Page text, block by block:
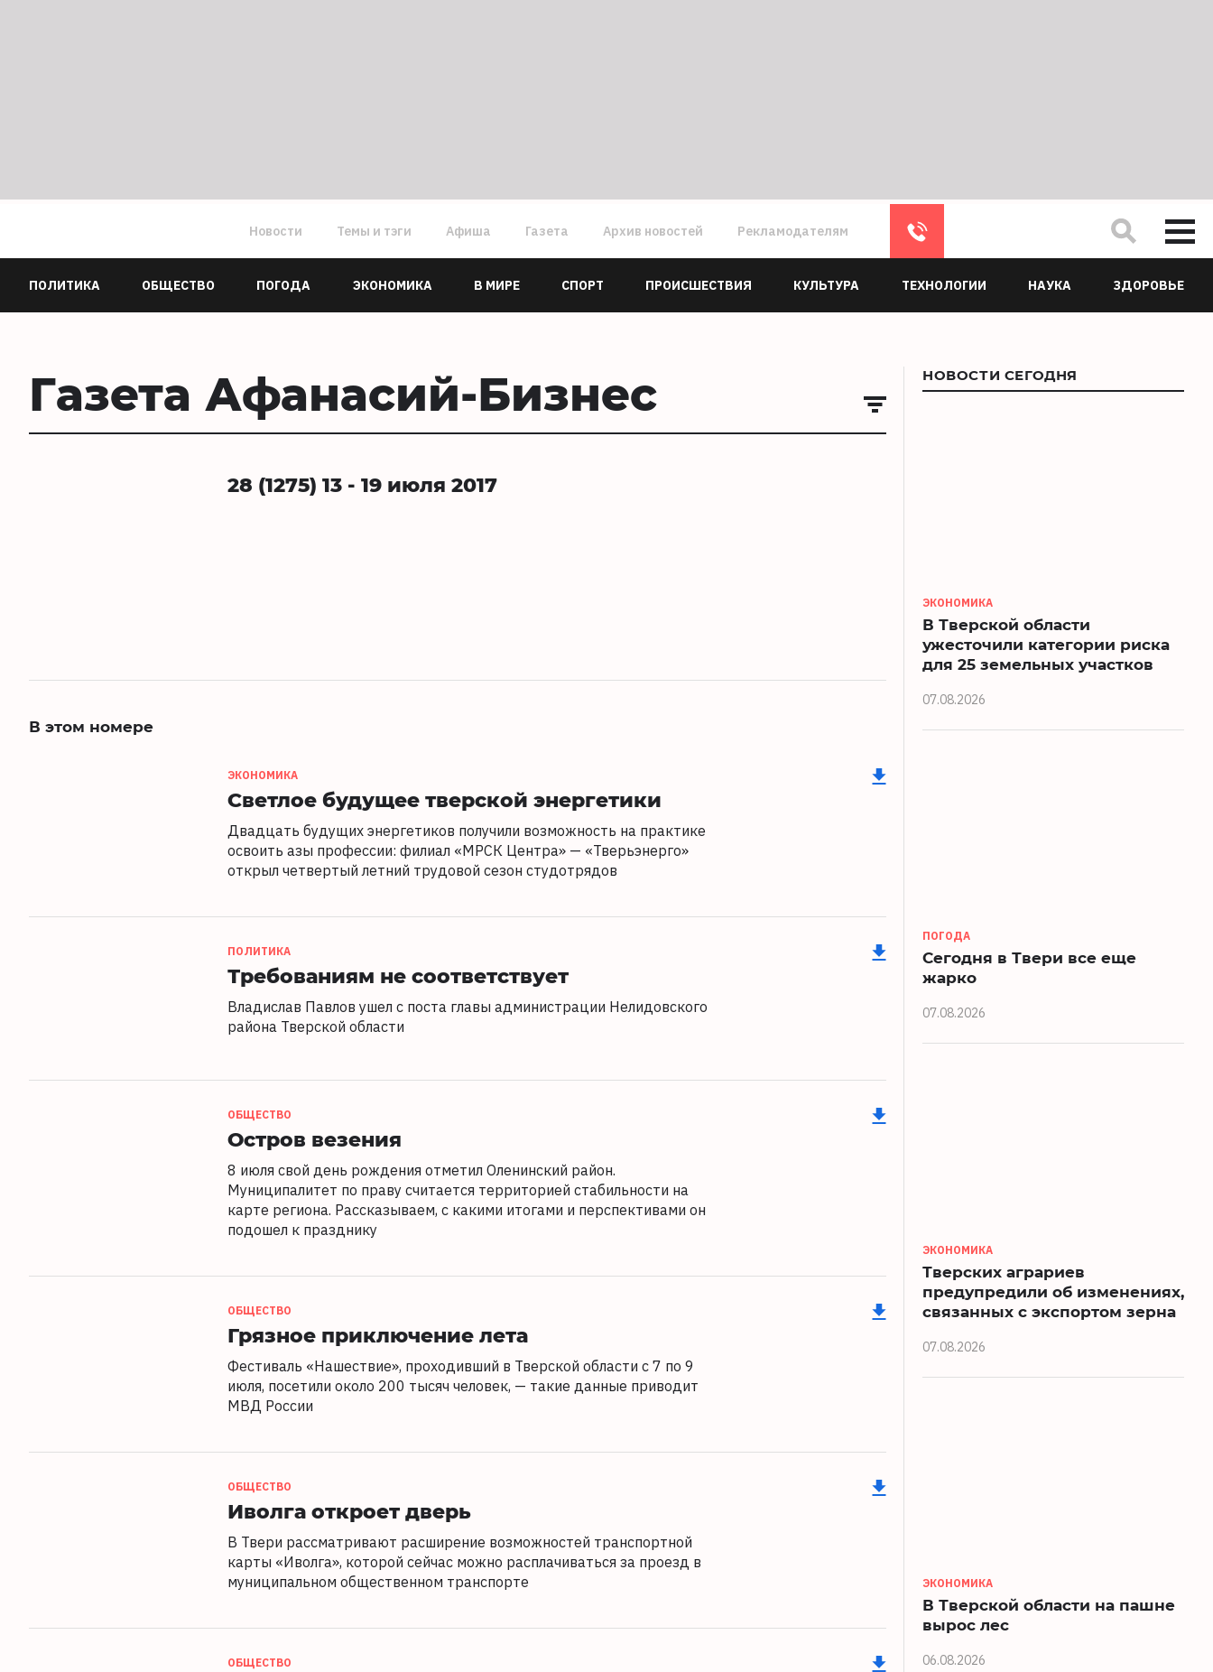
Новости Темы и тэги Афиша Газета Архив новостей Рекламодателям
ПОЛИТИКА ОБЩЕСТВО ПОГОДА ЭКОНОМИКА В МИРЕ СПОРТ ПРОИСШЕСТВИЯ КУЛЬТУРА ТЕХНОЛОГИИ НАУКА ЗДОРОВЬЕ
Газета Афанасий-Бизнес
28 (1275) 13 - 19 июля 2017
В этом номере
ЭКОНОМИКА
Светлое будущее тверской энергетики
Двадцать будущих энергетиков получили возможность на практике
освоить азы профессии: филиал «МРСК Центра» — «Тверьэнерго»
открыл четвертый летний трудовой сезон студотрядов
ПОЛИТИКА
Требованиям не соответствует
Владислав Павлов ушел с поста главы администрации Нелидовского
района Тверской области
ОБЩЕСТВО
Остров везения
8 июля свой день рождения отметил Оленинский район.
Муниципалитет по праву считается территорией стабильности на
карте региона. Рассказываем, с какими итогами и перспективами он
подошел к празднику
ОБЩЕСТВО
Грязное приключение лета
Фестиваль «Нашествие», проходивший в Тверской области с 7 по 9
июля, посетили около 200 тысяч человек, — такие данные приводит
МВД России
ОБЩЕСТВО
Иволга откроет дверь
В Твери рассматривают расширение возможностей транспортной
карты «Иволга», которой сейчас можно расплачиваться за проезд в
муниципальном общественном транспорте
ОБЩЕСТВО
НОВОСТИ СЕГОДНЯ
ЭКОНОМИКА
В Тверской области
ужесточили категории риска
для 25 земельных участков
07.08.2026
ПОГОДА
Сегодня в Твери все еще
жарко
07.08.2026
ЭКОНОМИКА
Тверских аграриев
предупредили об изменениях,
связанных с экспортом зерна
07.08.2026
ЭКОНОМИКА
В Тверской области на пашне
вырос лес
06.08.2026